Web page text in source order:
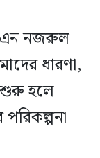
এন নজরুল
ধারণা,
শুরু হলে